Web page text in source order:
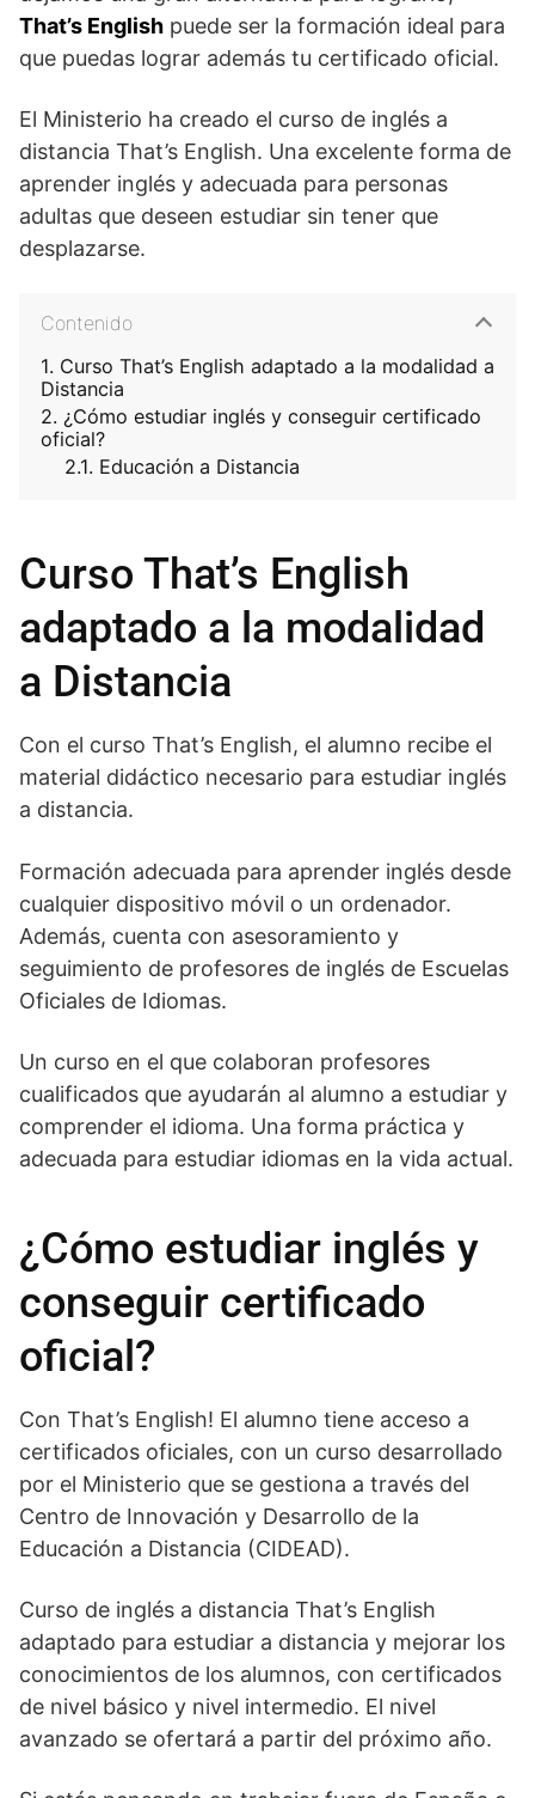
That’s English puede ser la formación ideal para
que puedas lograr además tu certificado oficial.
El Ministerio ha creado el curso de inglés a
distancia That’s English. Una excelente forma de
aprender inglés y adecuada para personas
adultas que deseen estudiar sin tener que
desplazarse.
Contenido
Curso That’s English adaptado a la modalidad a
Distancia
¿Cómo estudiar inglés y conseguir certificado
oficial?
Educación a Distancia
Curso That’s English
adaptado a la modalidad
a Distancia
Con el curso That’s English, el alumno recibe el
material didáctico necesario para estudiar inglés
a distancia.
Formación adecuada para aprender inglés desde
cualquier dispositivo móvil o un ordenador.
Además, cuenta con asesoramiento y
seguimiento de profesores de inglés de Escuelas
Oficiales de Idiomas.
Un curso en el que colaboran profesores
cualificados que ayudarán al alumno a estudiar y
comprender el idioma. Una forma práctica y
adecuada para estudiar idiomas en la vida actual.
¿Cómo estudiar inglés y
conseguir certificado
oficial?
Con That’s English! El alumno tiene acceso a
certificados oficiales, con un curso desarrollado
por el Ministerio que se gestiona a través del
Centro de Innovación y Desarrollo de la
Educación a Distancia (CIDEAD).
Curso de inglés a distancia That’s English
adaptado para estudiar a distancia y mejorar los
conocimientos de los alumnos, con certificados
de nivel básico y nivel intermedio. El nivel
avanzado se ofertará a partir del próximo año.